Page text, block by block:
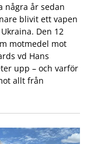
några år sedan
blivit ett vapen
Den 12
motmedel mot
vd Hans
upp – och varför
allt från